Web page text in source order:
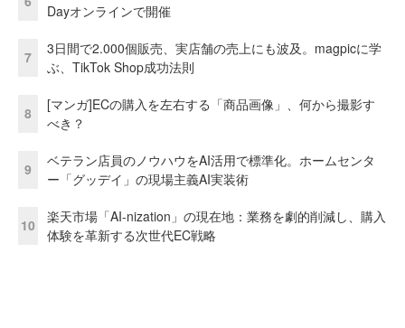
Dayオンラインで開催
7
3日間で2.000個販売、実店舗の売上にも波及。magpicに学
ぶ、TikTok Shop成功法則
8
[マンガ]ECの購入を左右する「商品画像」、何から撮影す
べき？
9
ベテラン店員のノウハウをAI活用で標準化。ホームセンタ
ー「グッデイ」の現場主義AI実装術
10
楽天市場「AI-nization」の現在地：業務を劇的削減し、購入
体験を革新する次世代EC戦略